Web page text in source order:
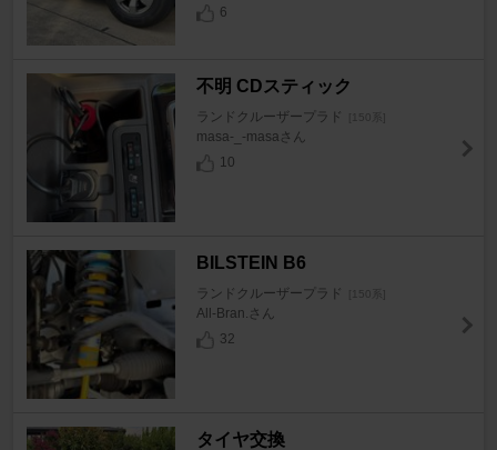
6
不明 CDスティック
ランドクルーザープラド
masa-_-masaさん
10
BILSTEIN B6
ランドクルーザープラド
All-Bran.さん
32
タイヤ交換